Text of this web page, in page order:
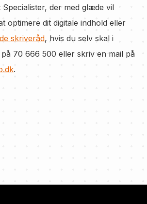
der med glæde vil
optimere dit digitale indhold eller
skriveråd, hvis du selv skal i
på 70 666 500 eller skriv en mail på
.